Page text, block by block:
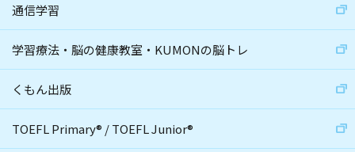
通信学習
学習療法・脳の健康教室・KUMONの脳トレ
くもん出版
TOEFL Primary® /TOEFL Junior®